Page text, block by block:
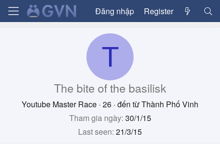
Đăng nhập Register
T
The bite of the basilisk
Youtube Master Race · 26 · đến từThành Phố Vinh
Tham gia ngày 30/1/15
Last seen 21/3/15